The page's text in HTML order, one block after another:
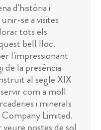
d'història i
se a visites
tots els
bell lloc.
l'impressionant
de la presència
al segle XIX
com a moll
i minerals
Company Limited.